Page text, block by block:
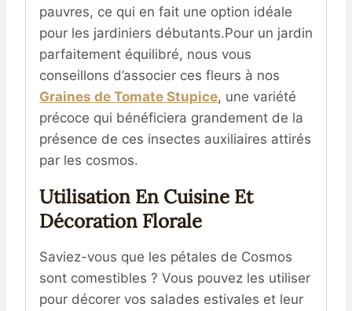
pauvres, ce qui en fait une option idéale
pour les jardiniers débutants.Pour un jardin
parfaitement équilibré, nous vous
conseillons d’associer ces fleurs à nos
Graines de Tomate Stupice, une variété
précoce qui bénéficiera grandement de la
présence de ces insectes auxiliaires attirés
par les cosmos.
Utilisation En Cuisine Et
Décoration Florale
Saviez-vous que les pétales de Cosmos
sont comestibles ? Vous pouvez les utiliser
pour décorer vos salades estivales et leur